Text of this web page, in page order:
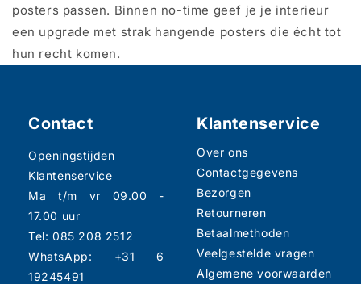
posters passen. Binnen no-time geef je je interieur
een upgrade met strak hangende posters die écht tot
hun recht komen.
Contact
Openingstijden
Klantenservice
Ma t/m vr 09.00 -
17.00 uur
Tel: 085 208 2512
WhatsApp: +31 6
19245491
Klantenservice
Over ons
Contactgegevens
Bezorgen
Retourneren
Betaalmethoden
Veelgestelde vragen
Algemene voorwaarden